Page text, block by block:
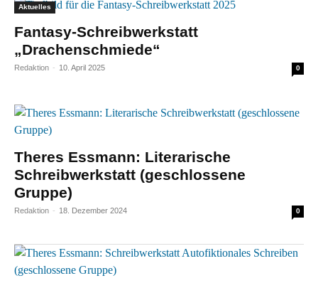
Aktuelles
Fantasy-Schreibwerkstatt
„Drachenschmiede“
Redaktion - 10. April 2025 0
Theres Essmann: Literarische
Schreibwerkstatt (geschlossene
Gruppe)
Redaktion - 18. Dezember 2024 0